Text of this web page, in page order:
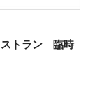
ストラン 臨時